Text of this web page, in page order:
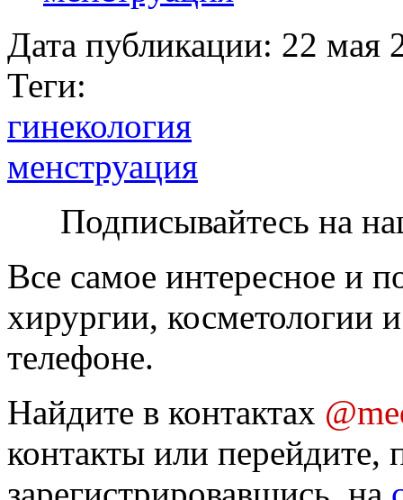
Дата публикации: 22 мая
Теги:
гинекология
менструация
Подписывайтесь на
Все самое интересное и
хирургии, косметологии
телефоне.
Найдите в контактах
контакты или перейдите,